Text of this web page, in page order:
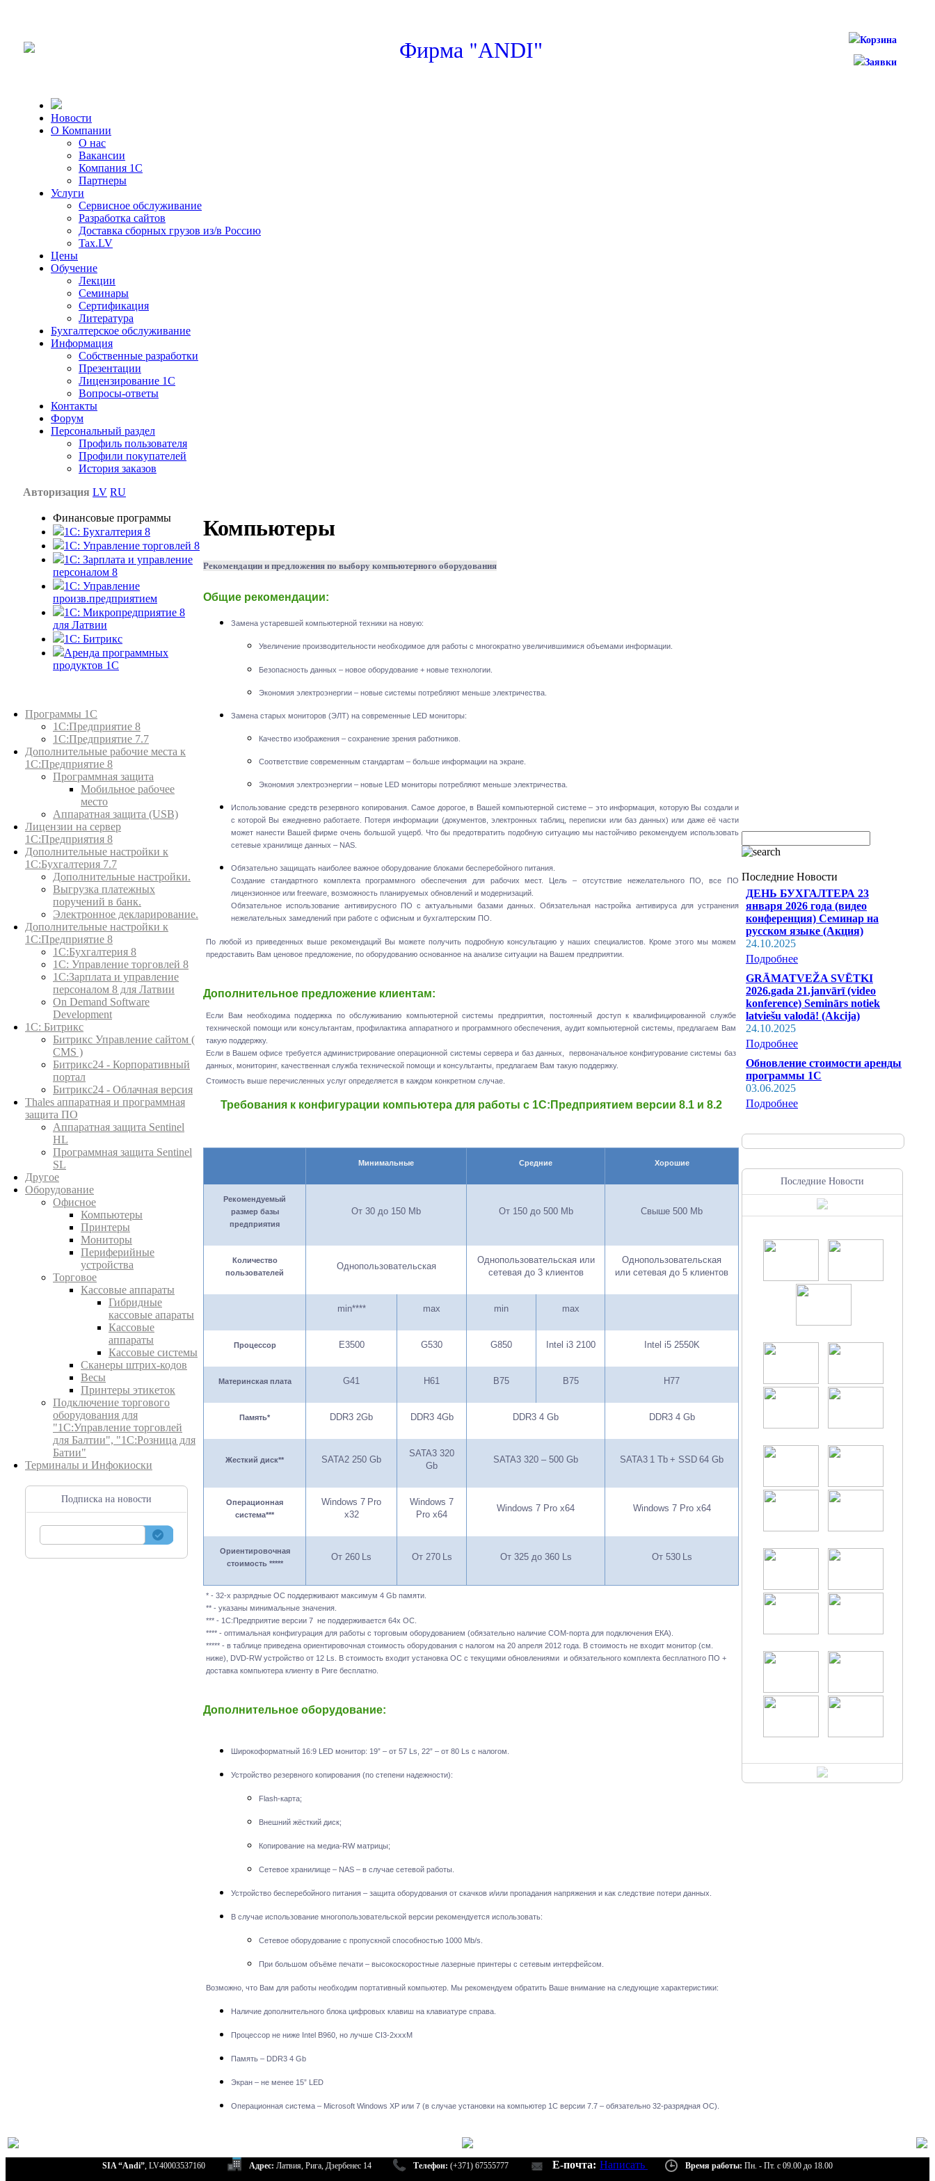
Фирма "ANDI" Корзина
Заявки
Новости
О Компании
О нас
Вакансии
Компания 1С
Партнеры
Услуги
Сервисное обслуживание
Разработка сайтов
Доставка сборных грузов из/в Россию
Tax.LV
Цены
Обучение
Лекции
Семинары
Сертификация
Литература
Бухгалтерское обслуживание
Информация
Собственные разработки
Презентации
Лицензирование 1С
Вопросы-ответы
Контакты
Форум
Персональный раздел
Профиль пользователя
Профили покупателей
История заказов
Авторизация LV RU
Финансовые программы
1С: Бухгалтерия 8
1C: Управление торговлей 8
1C: Зарплата и управление
персоналом 8
1C: Управление
произв.предприятием
1С: Микропредприятие 8
для Латвии
1C: Битрикс
Аренда программных
продуктов 1С
Программы 1С
1С:Предприятие 8
1С:Предприятие 7.7
Дополнительные рабочие места к
1С:Предприятие 8
Программная защита
Мобильное рабочее
место
Аппаратная защита (USB)
Лицензии на сервер
1С:Предприятия 8
Дополнительные настройки к
1С:Бухгалтерия 7.7
Дополнительные настройки.
Выгрузка платежных
поручений в банк.
Электронное декларирование.
Дополнительные настройки к
1С:Предприятие 8
1С:Бухгалтерия 8
1C: Управление торговлей 8
1С:Зарплата и управление
персоналом 8 для Латвии
On Demand Software
Development
1С: Битрикс
Битрикс Управление сайтом (
CMS )
Битрикс24 - Корпоративный
портал
Битрикс24 - Облачная версия
Thales аппаратная и программная
защита ПО
Аппаратная защита Sentinel
HL
Программная защита Sentinel
SL
Другое
Оборудование
Офисное
Компьютеры
Принтеры
Мониторы
Периферийные
устройства
Торговое
Кассовые аппараты
Гибридные
кассовые апараты
Кассовые
аппараты
Кассовые системы
Сканеры штрих-кодов
Весы
Принтеры этикеток
Подключение торгового
оборудования для
"1С:Управление торговлей
для Балтии", "1С:Розница для
Батии"
Терминалы и Инфокиоски
Подписка на новости
Компьютеры
Рекомендации и предложения по выбору компьютерного оборудования
Общие рекомендации:
Замена устаревшей компьютерной техники на новую:
Увеличение производительности необходимое для работы с многократно увеличившимися объемами информации.
Безопасность данных – новое оборудование + новые технологии.
Экономия электроэнергии – новые системы потребляют меньше электричества.
Замена старых мониторов (ЭЛТ) на современные LED мониторы:
Качество изображения – сохранение зрения работников.
Соответствие современным стандартам – больше информации на экране.
Экономия электроэнергии – новые LED мониторы потребляют меньше электричества.
Использование средств резервного копирования. Самое дорогое, в Вашей компьютерной системе – это информация, которую Вы создали и
с которой Вы ежедневно работаете. Потеря информации (документов, электронных таблиц, переписки или баз данных) или даже её части
может нанести Вашей фирме очень большой ущерб. Что бы предотвратить подобную ситуацию мы настойчиво рекомендуем использовать
сетевые хранилище данных – NAS.
Обязательно защищать наиболее важное оборудование блоками бесперебойного питания.
Создание стандартного комплекта программного обеспечения для рабочих мест. Цель – отсутствие нежелательного ПО, все ПО
лицензионное или freeware, возможность планируемых обновлений и модернизаций.
Обязательное использование антивирусного ПО с актуальными базами данных. Обязательная настройка антивируса для устранения
нежелательных замедлений при работе с офисным и бухгалтерским ПО.
По любой из приведенных выше рекомендаций Вы можете получить подробную консультацию у наших специалистов. Кроме этого мы можем
предоставить Вам ценовое предложение, по оборудованию основанное на анализе ситуации на Вашем предприятии.
Дополнительное предложение клиентам:
Если Вам необходима поддержка по обслуживанию компьютерной системы предприятия, постоянный доступ к квалифицированной службе
технической помощи или консультантам, профилактика аппаратного и программного обеспечения, аудит компьютерной системы, предлагаем Вам
такую поддержку.
Если в Вашем офисе требуется администрирование операционной системы сервера и баз данных, первоначальное конфигурование системы баз
данных, мониторинг, качественная служба технической помощи и консультанты, предлагаем Вам такую поддержку.
Стоимость выше перечисленных услуг определяется в каждом конкретном случае.
Требования к конфигурации компьютера для работы с 1С:Предприятием версии 8.1 и 8.2
Минимальные Средние Хорошие
Рекомендуемый
размер базы
предприятия
От 30 до 150 Mb От 150 до 500 Mb Свыше 500 Mb
Количество
пользователей
Однопользовательская
Однопользовательская или
сетевая до 3 клиентов
Однопользовательская
или сетевая до 5 клиентов
min**** max min max
Процессор E3500 G530 G850 Intel i3 2100 Intel i5 2550K
Материнская плата G41 H61 B75 B75 H77
Память* DDR3 2Gb DDR3 4Gb DDR3 4 Gb DDR3 4 Gb
Жесткий диск** SATA2 250 Gb
SATA3 320
Gb
SATA3 320 – 500 Gb SATA3 1 Tb + SSD 64 Gb
Операционная
система***
Windows 7 Pro
x32
Windows 7
Pro x64
Windows 7 Pro x64 Windows 7 Pro x64
Ориентировочная
стоимость *****
От 260 Ls От 270 Ls От 325 до 360 Ls От 530 Ls
* - 32-x разрядные ОС поддерживают максимум 4 Gb памяти.
** - указаны минимальные значения.
*** - 1С:Предприятие версии 7 не поддерживается 64х ОС.
**** - оптимальная конфигурация для работы с торговым оборудованием (обязательно наличие СОМ-порта для подключения ЕКА).
***** - в таблице приведена ориентировочная стоимость оборудования с налогом на 20 апреля 2012 года. В стоимость не входит монитор (см.
ниже), DVD-RW устройство от 12 Ls. В стоимость входит установка ОС с текущими обновлениями и обязательного комплекта бесплатного ПО +
доставка компьютера клиенту в Риге бесплатно.
Дополнительное оборудование:
Широкоформатный 16:9 LED монитор: 19” – от 57 Ls, 22” – от 80 Ls с налогом.
Устройство резервного копирования (по степени надежности):
Flash-карта;
Внешний жёсткий диск;
Копирование на медиа-RW матрицы;
Сетевое хранилище – NAS – в случае сетевой работы.
Устройство бесперебойного питания – защита оборудования от скачков и/или пропадания напряжения и как следствие потери данных.
В случае использование многопользовательской версии рекомендуется использовать:
Сетевое оборудование с пропускной способностью 1000 Mb/s.
При большом объёме печати – высокоскоростные лазерные принтеры с сетевым интерфейсом.
Возможно, что Вам для работы необходим портативный компьютер. Мы рекомендуем обратить Ваше внимание на следующие характеристики:
Наличие дополнительного блока цифровых клавиш на клавиатуре справа.
Процессор не ниже Intel B960, но лучше CI3-2xxxM
Память – DDR3 4 Gb
Экран – не менее 15” LED
Операционная система – Microsoft Windows XP или 7 (в случае установки на компьютер 1С версии 7.7 – обязательно 32-разрядная ОС).
Последние Новости
ДЕНЬ БУХГАЛТЕРА 23
января 2026 года (видео
конференция) Семинар на
русском языке (Акция)
24.10.2025
Подробнее
GRĀMATVEŽA SVĒTKI
2026.gada 21.janvārī (video
konference) Seminārs notiek
latviešu valodā! (Akcija)
24.10.2025
Подробнее
Обновление стоимости аренды
программы 1С
03.06.2025
Подробнее
Последние Новости
SIA “Andi”, LV40003537160 Адрес: Латвия, Рига, Дзербенес 14 Телефон: (+371) 67555777 E-почта: Написать Время работы: Пн. - Пт. с 09.00 до 18.00